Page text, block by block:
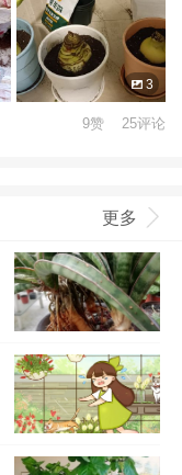
3
9赞 25评论
更多